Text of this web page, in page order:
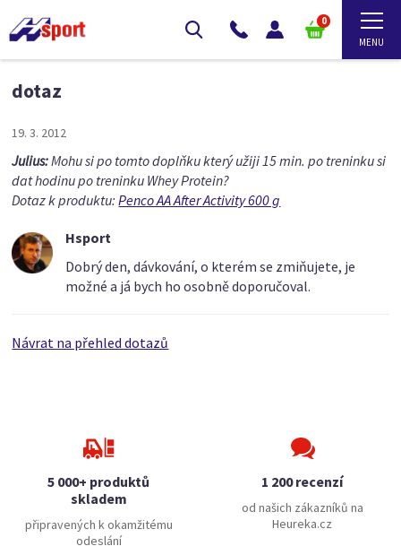
0
dotaz
19. 3. 2012
Julius:Mohu si po tomto doplňku který užiji 15 min. po treninku si
dat hodinu po treninku Whey Protein?
Dotaz k produktu:Penco AA After Activity 600 g
Hsport
Dobrý den, dávkování, o kterém se zmiňujete, je
možné a já bych ho osobně doporučoval.
Návrat na přehled dotazů
5 000+ produktů
skladem
připravených k okamžitému
odeslání
1 200 recenzí
od našich zákazníků na
Heureka.cz